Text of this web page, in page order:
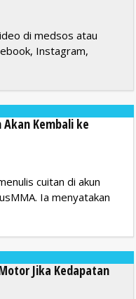
di medsos atau
Instagram,
Akan Kembali ke
cuitan di akun
Ia menyatakan
Jika Kedapatan